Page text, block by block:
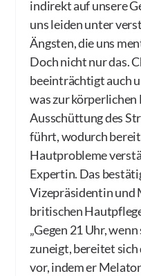
indirekt auf unsere
uns leiden unter
Ängsten, die uns
Doch nicht nur das.
beeinträchtigt auch
was zur körperlichen
Ausschüttung des
führt, wodurch
Hautprobleme
Expertin. Das
Vizepräsidentin und
britischen
„Gegen 21 Uhr,
zuneigt, bereitet sich
vor, indem er